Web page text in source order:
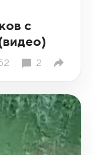
с
2